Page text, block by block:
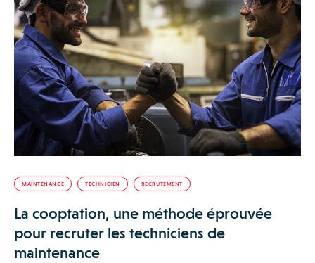
MAINTENANCE TECHNICIEN RECRUTEMENT
La cooptation, une méthode éprouvée
pour recruter les techniciens de
maintenance